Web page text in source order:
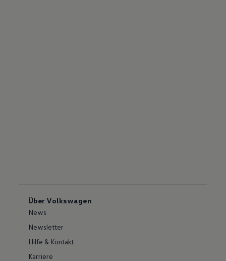
Über Volkswagen
News
Newsletter
Hilfe & Kontakt
Karriere